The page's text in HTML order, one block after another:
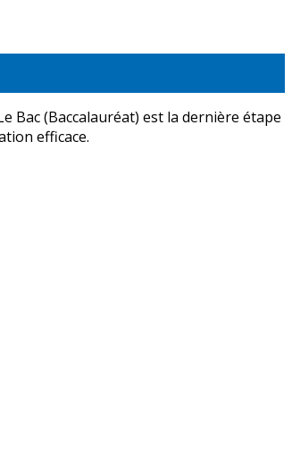
Bac (Baccalauréat) est la dernière étape
efficace.